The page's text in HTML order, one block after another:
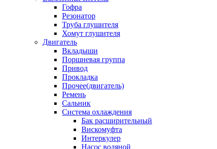
Гофра
Резонатор
Труба глушителя
Хомут глушителя
Двигатель
Вкладыши
Поршневая группа
Привод
Прокладка
Прочее(двигатель)
Ремень
Сальник
Система охлаждения
Бак расширительный
Вискомуфта
Интеркулер
Насос водяной